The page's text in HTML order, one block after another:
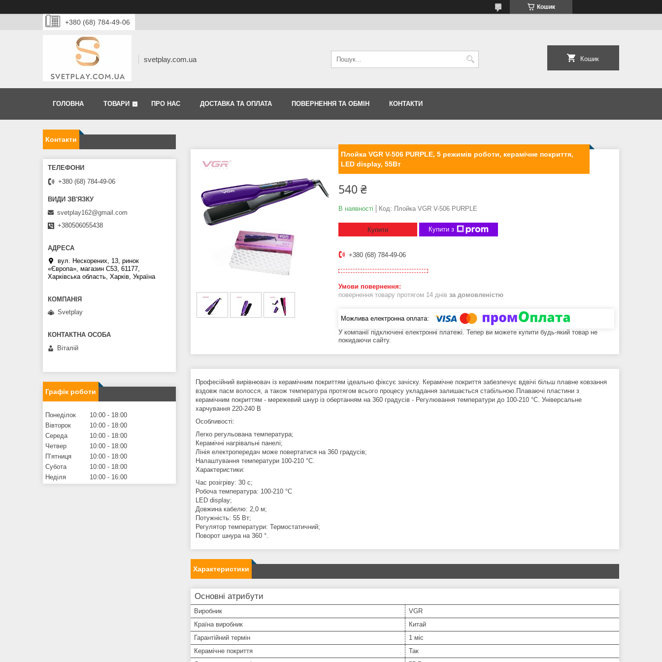
Кошик
+380 (68) 784-49-06
svetplay.com.ua Кошик
ГОЛОВНА ТОВАРИ ПРО НАС ДОСТАВКА ТА ОПЛАТА ПОВЕРНЕННЯ ТА ОБМІН КОНТАКТИ
Плойка VGR V-506 PURPLE, 5 режимів роботи, керамічне покриття,
LED display, 55Вт
540 ₴
В наявності Код: Плойка VGR V-506 PURPLE
Купити Купити з
+380 (68) 784-49-06
повернення товару протягом 14 днів за домовленістю
У компанії підключені електронні платежі. Тепер ви можете купити будь-який товар не
покидаючи сайту.
Професійний вирівнювач із керамічним покриттям ідеально фіксує зачіску. Керамічне покриття забезпечує вдвічі більш плавне ковзання
вздовж пасм волосся, а також температура протягом всього процесу укладання залишається стабільною.Плаваючі пластини з
керамічним покриттям - мережевий шнур із обертанням на 360 градусів - Регулювання температури до 100-210 °C. Універсальне
харчування 220-240 В
Особливості:
Легко регульована температура;
Керамічні нагрівальні панелі;
Лінія електропередач може повертатися на 360 градусів;
Налаштування температури 100-210 °C.
Характеристики:
Час розігріву: 30 с;
Робоча температура: 100-210 °C
LED display;
Довжина кабелю: 2,0 м;
Потужність: 55 Вт;
Регулятор температури: Термостатичний;
Поворот шнура на 360 °.
Характеристики
Основні атрибути
Виробник
VGR
Країна виробник
Китай
Гарантійний термін
1 міс
Керамічне покриття
Так
Контакти
+380 (68) 784-49-06
svetplay162@gmail.com
+380506055438
вул. Нескорених, 13, ринок
«Європа», магазин С53, 61177,
Харківська область, Харків, Україна
Svetplay
Віталій
Графік роботи
Понеділок 10:00
18:00
Вівторок
10:00
18:00
Середа
10:00
18:00
Четвер
10:00
18:00
Пʼятниця
10:00
18:00
Субота
10:00
18:00
Неділя
10:00 16:00